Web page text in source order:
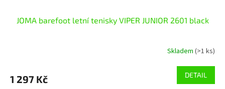
JOMA barefoot letní tenisky VIPER JUNIOR 2601 black
Skladem (>1 ks)
1 297 Kč DETAIL